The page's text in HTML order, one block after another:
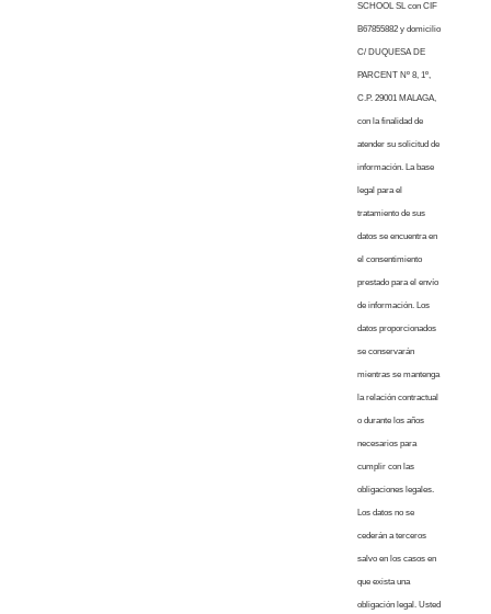
SCHOOL SL con CIF
B67855882 y domicilio
C/ DUQUESA DE
PARCENT Nº 8, 1º,
C.P. 29001 MALAGA,
con la finalidad de
atender su solicitud de
información. La base
legal para el
tratamiento de sus
datos se encuentra en
el consentimiento
prestado para el envío
de información. Los
datos proporcionados
se conservarán
mientras se mantenga
la relación contractual
o durante los años
necesarios para
cumplir con las
obligaciones legales.
Los datos no se
cederán a terceros
salvo en los casos en
que exista una
obligación legal. Usted